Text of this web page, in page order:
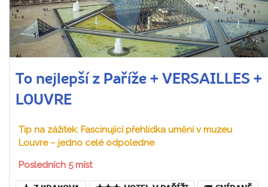
To nejlepší z Paříže + VERSAILLES +
LOUVRE
Tip na zážitek: Fascinující přehlídka umění v muzeu
Louvre – jedno celé odpoledne
Posledních 5 míst